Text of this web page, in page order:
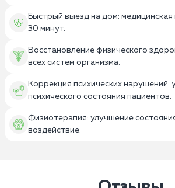
Быстрый выезд на дом:
30 минут.
Восстановление физического
всех систем организма.
Коррекция психических нарушений:
психического состояния пациентов.
Физиотерапия: улучшение
воздействие.